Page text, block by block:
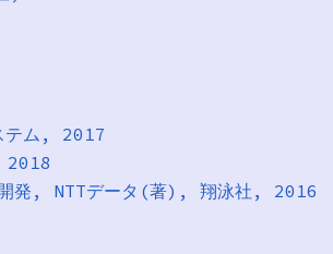
テム, 2017
発, NTTデータ(著), 翔泳社, 2016